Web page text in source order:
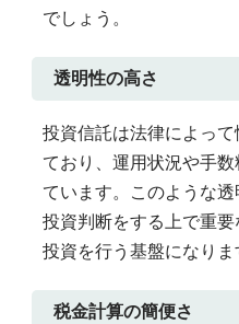
でしょう。
透明性の高さ
投資信託は法律によっ
ており、運用状況や手
ています。このような
投資判断をする上で重
投資を行う基盤になりま
税金計算の簡便さ